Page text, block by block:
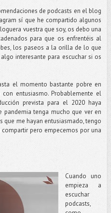
de podcasts en el blog
sí que he compartido algunos
vuestra que soy, os debo una
para que os enfrentéis al
los paseos a la orilla de lo que
interesante para escuchar si os
el momento bastante pobre en
entusiasmo. Probablemente el
prevista para el 2020 haya
tenga mucho que ver en
que me hayan entusiasmado, tengo
pero empecemos por una
Cuando uno
empieza a
escuchar
podcasts,